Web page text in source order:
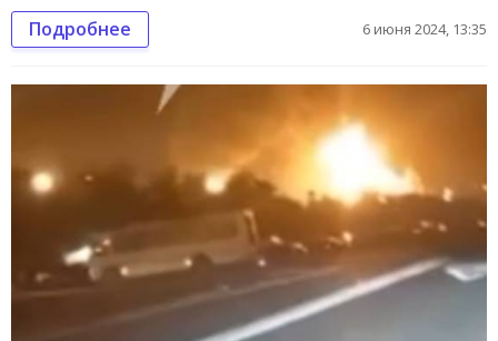
Подробнее 6 июня 2024, 13:35